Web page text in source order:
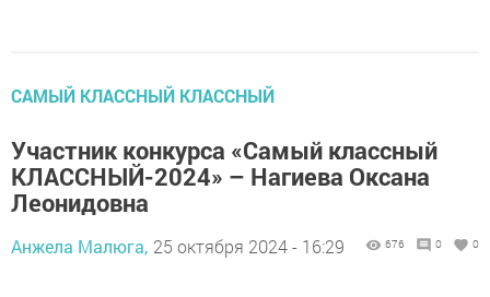
САМЫЙ КЛАССНЫЙ КЛАССНЫЙ
Участник конкурса «Самый классный
КЛАССНЫЙ-2024» – Нагиева Оксана
Леонидовна
Анжела Малюга, 25 октября 2024 - 16:29 676 0 0